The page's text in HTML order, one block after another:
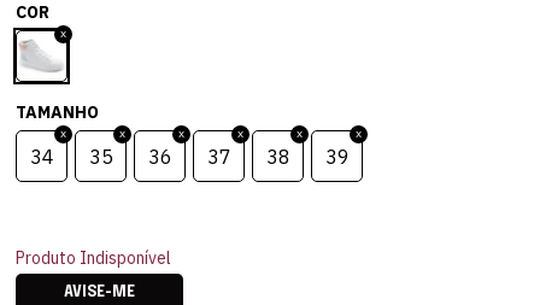
COR
TAMANHO
34 35 36 37 38 39
Produto Indisponível
AVISE-ME